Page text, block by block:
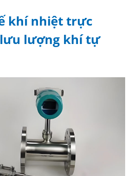
khí nhiệt trực
lượng khí tự